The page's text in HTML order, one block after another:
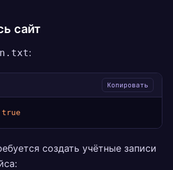
сайт
:
Копировать
true
создать учётные записи